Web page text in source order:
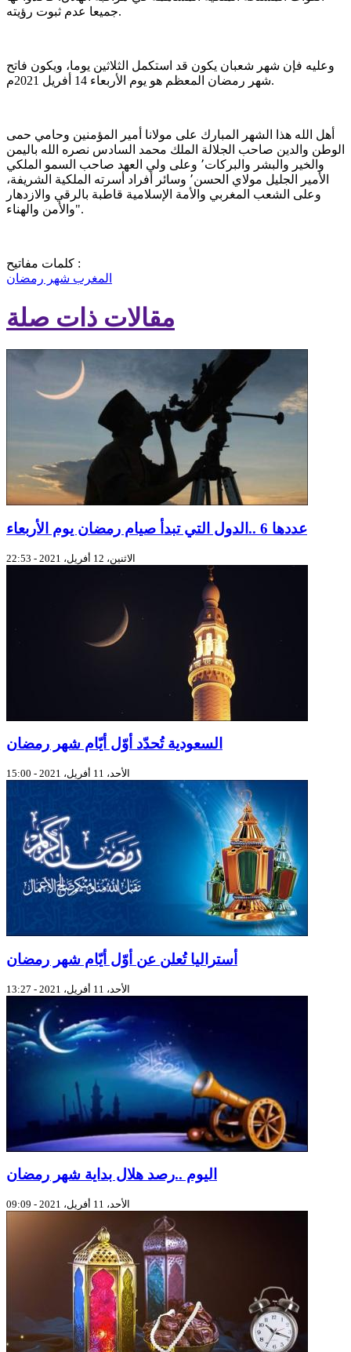
جميعا عدم ثبوت رؤيته.
وعليه فإن شهر شعبان يكون قد استكمل الثلاثين يوما، ويكون فاتح
شهر رمضان المعظم هو يوم الأربعاء 14 أفريل 2021م.
أهل الله هذا الشهر المبارك على مولانا أمير المؤمنين وحامي حمى
الوطن والدين صاحب الجلالة الملك محمد السادس نصره الله باليمن
والخير والبشر والبركات٬ وعلى ولي العهد صاحب السمو الملكي
الأمير الجليل مولاي الحسن٬ وسائر أفراد أسرته الملكية الشريفة،
وعلى الشعب المغربي والأمة الإسلامية قاطبة بالرقي والازدهار
والأمن والهناء".
كلمات مفاتيح :
المغرب شهر رمضان
مقالات ذات صلة
عددها 6 ..الدول التي تبدأ صيام رمضان يوم الأربعاء
الاثنين، 12 أفريل، 2021 - 22:53
السعودية تُحدّد أوّل أيّام شهر رمضان
الأحد، 11 أفريل، 2021 - 15:00
أستراليا تُعلن عن أوّل أيّام شهر رمضان
الأحد، 11 أفريل، 2021 - 13:27
اليوم ..رصد هلال بداية شهر رمضان
الأحد، 11 أفريل، 2021 - 09:09